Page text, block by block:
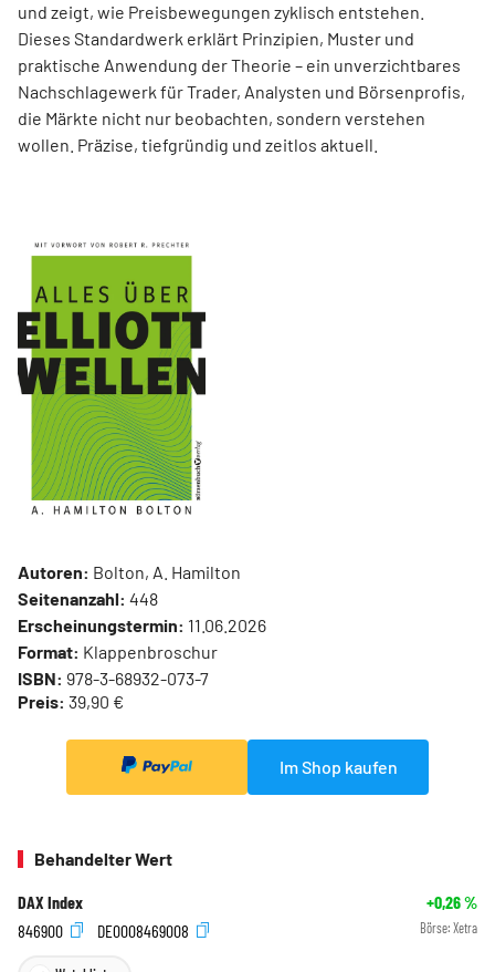
und zeigt, wie Preisbewegungen zyklisch entstehen.
Dieses Standardwerk erklärt Prinzipien, Muster und
praktische Anwendung der Theorie – ein unverzichtbares
Nachschlagewerk für Trader, Analysten und Börsenprofis,
die Märkte nicht nur beobachten, sondern verstehen
wollen. Präzise, tiefgründig und zeitlos aktuell.
Autoren: Bolton, A. Hamilton
Seitenanzahl: 448
Erscheinungstermin: 11.06.2026
Format: Klappenbroschur
ISBN: 978-3-68932-073-7
Preis: 39,90 €
Im Shop kaufen
Behandelter Wert
DAX Index +0,26%
846900
DE0008469008 Börse: Xetra